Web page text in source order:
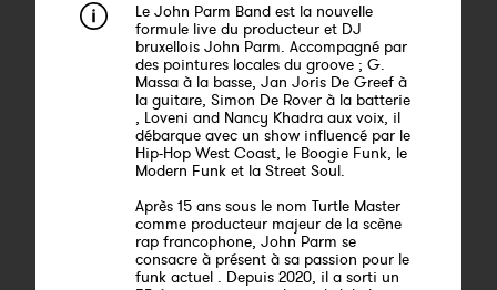
Le John Parm Band est la nouvelle
formule live du producteur et DJ
bruxellois John Parm. Accompagné par
des pointures locales du groove ; G.
Massa à la basse, Jan Joris De Greef à
la guitare, Simon De Rover à la batterie
, Loveni and Nancy Khadra aux voix, il
débarque avec un show influencé par le
Hip-Hop West Coast, le Boogie Funk, le
Modern Funk et la Street Soul.
Après 15 ans sous le nom Turtle Master
comme producteur majeur de la scène
rap francophone, John Parm se
consacre à présent à sa passion pour le
funk actuel . Depuis 2020, il a sorti un